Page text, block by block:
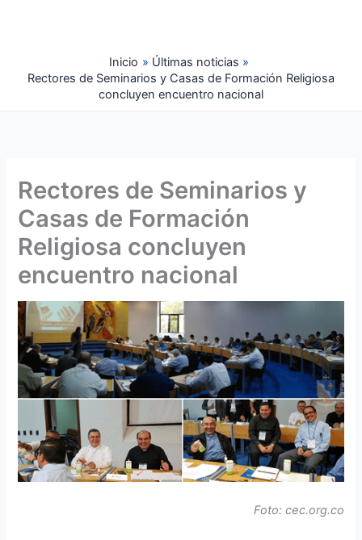
Inicio
Últimas noticias
Rectores de Seminarios y Casas de Formación Religiosa
concluyen encuentro nacional
Rectores de Seminarios y
Casas de Formación
Religiosa concluyen
encuentro nacional
Foto: cec.org.co